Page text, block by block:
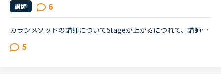
講師 6
カランメソッドの講師についてStageが上がるにつれて、講師のキャンセル率が高くなると感じている方はいらっしゃいますか？というのも、最近カラン予約を立て続けにキャンセルされ、運良く代替の先生が割り当てら...
5